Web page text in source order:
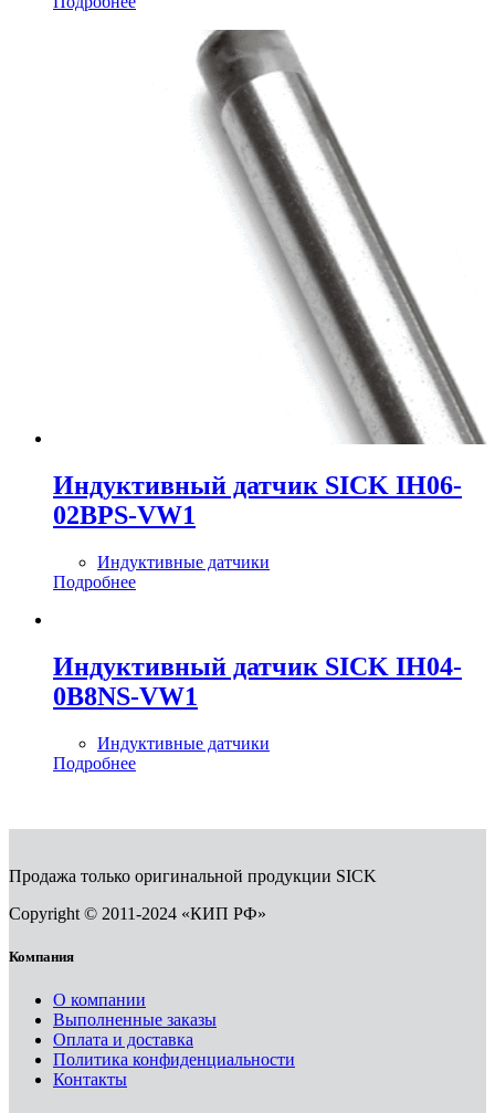
Индуктивный датчик SICK IH06-
02BPS-VW1
Индуктивные датчики
Подробнее
Индуктивный датчик SICK IH04-
0B8NS-VW1
Индуктивные датчики
Подробнее
Продажа только оригинальной продукции SICK
Copyright © 2011-2024 «КИП РФ»
Компания
О компании
Выполненные заказы
Оплата и доставка
Политика конфиденциальности
Контакты